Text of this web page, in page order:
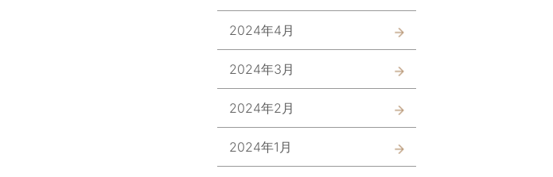
2024年4月
2024年3月
2024年2月
2024年1月